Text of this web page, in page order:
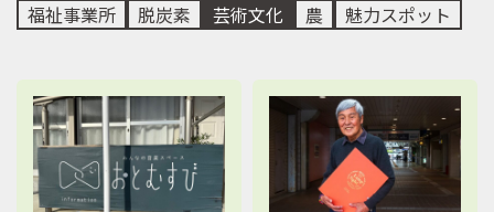
福祉事業所
脱炭素 芸術文化 農 魅力スポット